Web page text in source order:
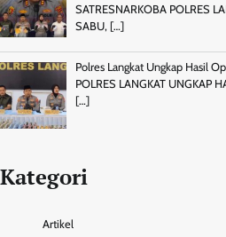
SATRESNARKOBA POLRES
SABU, […]
Polres Langkat Ungkap Hasil
POLRES LANGKAT UNGKAP
[…]
Kategori
Artikel